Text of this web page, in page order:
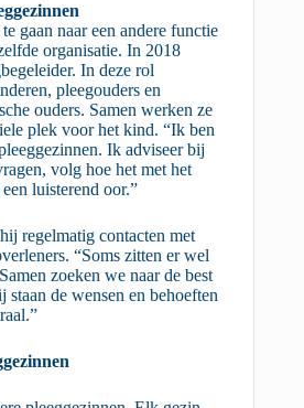
gaan naar een andere functie
organisatie. In 2018
In deze rol
pleegouders en
ouders. Samen werken ze
plek voor het kind. “Ik ben
Ik adviseer bij
volg hoe het met het
luisterend oor.”
regelmatig contacten met
“Soms zitten er wel
zoeken we naar de best
de wensen en behoeften